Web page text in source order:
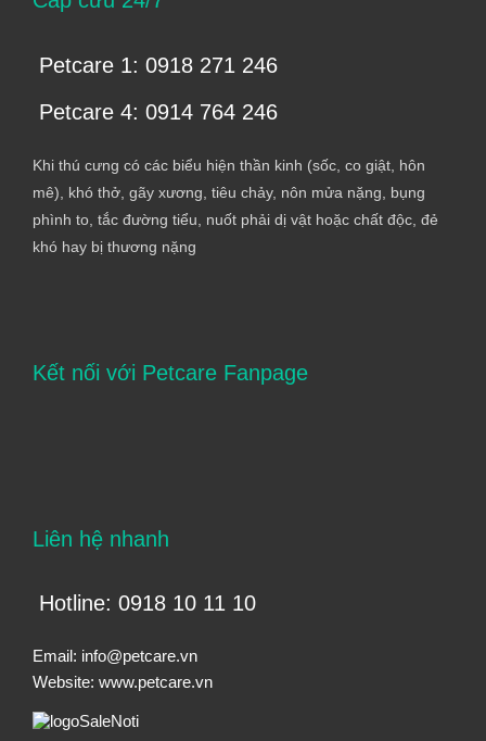
Petcare 1: 0918 271 246
Petcare 4: 0914 764 246
Khi thú cưng có các biểu hiện thần kinh (sốc, co giật, hôn
mê), khó thở, gãy xương, tiêu chảy, nôn mửa nặng, bụng
phình to, tắc đường tiểu, nuốt phải dị vật hoặc chất độc, đẻ
khó hay bị thương nặng
Kết nối với Petcare Fanpage
Liên hệ nhanh
Hotline: 0918 10 11 10
Email: info@petcare.vn
Website: www.petcare.vn